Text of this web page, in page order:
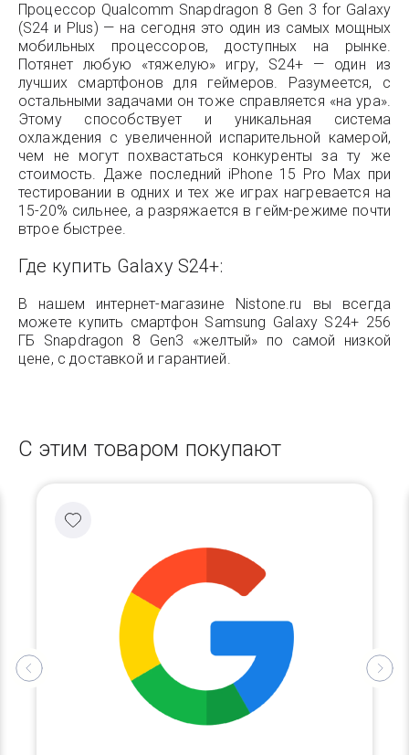
Процессор Qualcomm Snapdragon 8 Gen 3 for Galaxy
(S24 и Plus) — на сегодня это один из самых мощных
мобильных процессоров, доступных на рынке.
Потянет любую «тяжелую» игру, S24+ — один из
лучших смартфонов для геймеров. Разумеется, с
остальными задачами он тоже справляется «на ура».
Этому способствует и уникальная система
охлаждения с увеличенной испарительной камерой,
чем не могут похвастаться конкуренты за ту же
стоимость. Даже последний iPhone 15 Pro Max при
тестировании в одних и тех же играх нагревается на
15-20% сильнее, а разряжается в гейм-режиме почти
втрое быстрее.
Где купить Galaxy S24+:
В нашем интернет-магазине Nistone.ru вы всегда
можете купить смартфон Samsung Galaxy S24+ 256
ГБ Snapdragon 8 Gen3 «желтый» по самой низкой
цене, с доставкой и гарантией.
С этим товаром покупают